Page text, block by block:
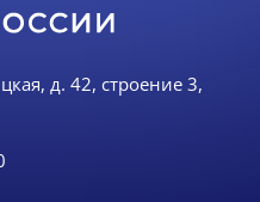
д. 42, строение 3,